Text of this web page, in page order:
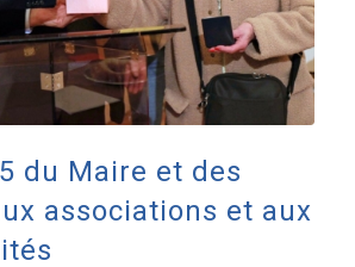
du Maire et des
associations et aux